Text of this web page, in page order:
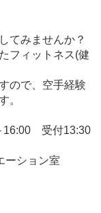
てみませんか？
フィットネス(健
ので、空手経験
。
16:00 受付13:30
ション室